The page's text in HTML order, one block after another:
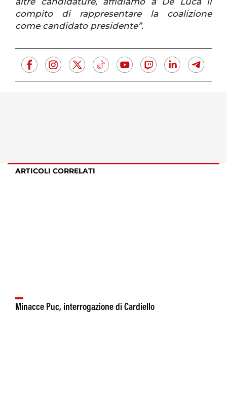
compito di rappresentare la coalizione
come candidato presidente”.
ARTICOLI CORRELATI
Minacce Puc, interrogazione di Cardiello